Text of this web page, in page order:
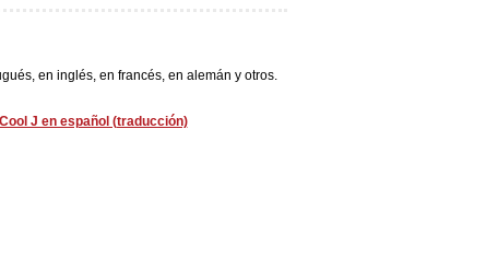
en inglés, en francés, en alemán y otros.
J en español (traducción)